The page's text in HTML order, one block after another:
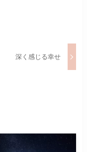
深く感じる幸せ